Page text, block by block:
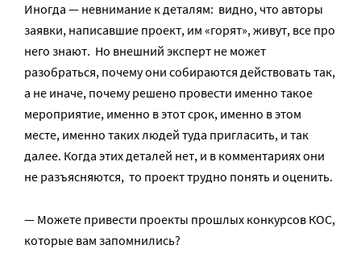
Иногда — невнимание к деталям: видно, что авторы
заявки, написавшие проект, им «горят», живут, все про
него знают. Но внешний эксперт не может
разобраться, почему они собираются действовать так,
а не иначе, почему решено провести именно такое
мероприятие, именно в этот срок, именно в этом
месте, именно таких людей туда пригласить, и так
далее. Когда этих деталей нет, и в комментариях они
не разъясняются, то проект трудно понять и оценить.
— Можете привести проекты прошлых конкурсов КОС,
которые вам запомнились?